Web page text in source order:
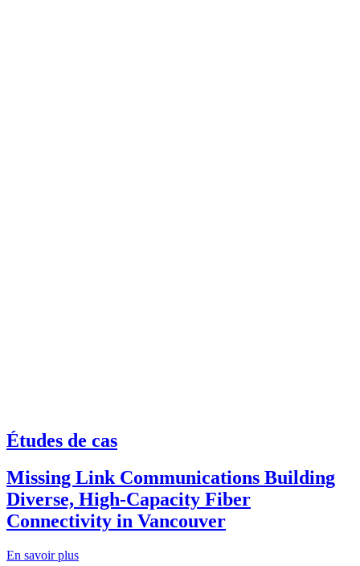
Études de cas
Missing Link Communications Building
Diverse, High-Capacity Fiber
Connectivity in Vancouver
En savoir plus